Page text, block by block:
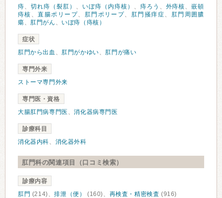
痔、 切れ痔（裂肛） 、 いぼ痔（内痔核） 、 痔ろう 、 外痔核、嵌頓
痔核 、直腸ポリープ、 肛門ポリープ、 肛門掻痒症、
肛門周囲膿
瘍、 肛門がん 、 いぼ痔（痔核）
症状
肛門から出血 、 肛門がかゆい、 肛門が痛い
専門外来
ストーマ専門外来
専門医・資格
大腸肛門病専門医 、消化器病専門医
診療科目
消化器内科、 消化器外科
肛門科の関連項目（口コミ検索）
診療内容
肛門 (214)、排泄（便） (160)、 再検査・精密検査 (916)